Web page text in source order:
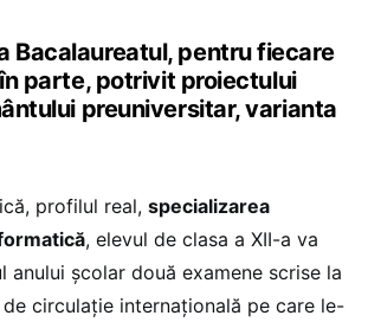
Bacalaureatul, pentru fiecare
parte, potrivit proiectului
preuniversitar, varianta
profilul real, specializarea
, elevul de clasa a XII-a va
anului școlar două examene scrise la
circulație internațională pe care le-